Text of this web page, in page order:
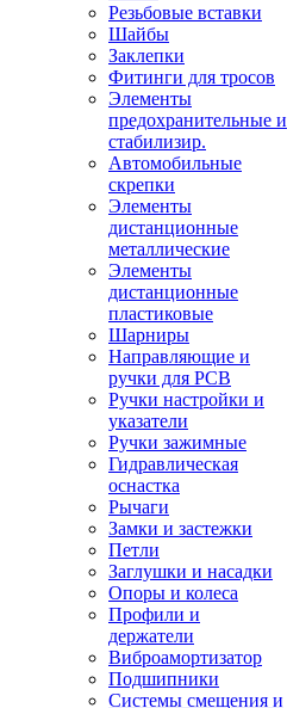
Резьбовые вставки
Шайбы
Заклепки
Фитинги для тросов
Элементы
предохранительные и
стабилизир.
Автомобильные
скрепки
Элементы
дистанционные
металлические
Элементы
дистанционные
пластиковые
Шарниры
Направляющие и
ручки для PCB
Ручки настройки и
указатели
Ручки зажимные
Гидравлическая
оснастка
Рычаги
Замки и застежки
Петли
Заглушки и насадки
Опоры и колеса
Профили и
держатели
Виброамортизатор
Подшипники
Системы смещения и